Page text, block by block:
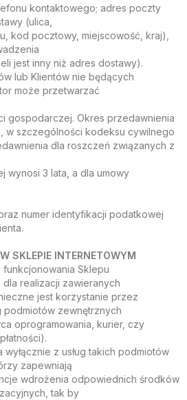
kontaktowego; adres poczty
(ulica,
kod pocztowy, miejscowość, kraj),
jest inny niż adres dostawy).
lub Klientów nie będących
może przetwarzać
gospodarczej. Okres przedawnienia
w szczególności kodeksu cywilnego
dla roszczeń związanych z
wynosi 3 lata, a dla umowy
numer identyfikacji podatkowej
SKLEPIE INTERNETOWYM
funkcjonowania Sklepu
realizacji zawieranych
jest korzystanie przez
podmiotów zewnętrznych
oprogramowania, kurier, czy
wyłącznie z usług takich podmiotów
zapewniają
wdrożenia odpowiednich środków
tak by